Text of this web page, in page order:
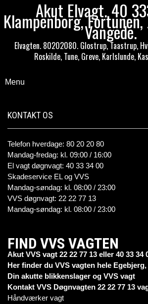
Akut Elvagt. 40
Klampenborg,Vangede.
Elvagten. 80202080. Glostrup, Taastrup,
Roskilde, Tune, Greve, Karlslunde,
Menu
KONTAKT OS
Telefon hverdage: 80 20 20 80
Mandag-fredag: kl. 09:00 / 16:00
El vagt døgnvagt: 40 33 34 00
Skadeservice EL og VVS
Mandag-søndag: kl. 08:00 / 23:00
VVS døgnvagt: 22 22 77 13
Mandag-søndag: kl. 08:00 / 23:00
FIND VVS VAGTEN
Akut VVS vagt 22 22 77 13 eller 40 33 34
Her finder du VVS vagten hele
Din akutte blikkenslager og VVS vagt
Kontakt VVS Døgnvagten 22 22 77 13
Håndværker vagt